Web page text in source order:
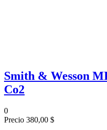
Smith & Wesson
Co2
0
Precio 380,00 $